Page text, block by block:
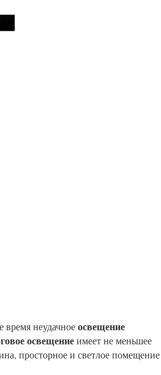
неудачноеосвещение
освещениеимеет не меньшее
просторное и светлое помещение